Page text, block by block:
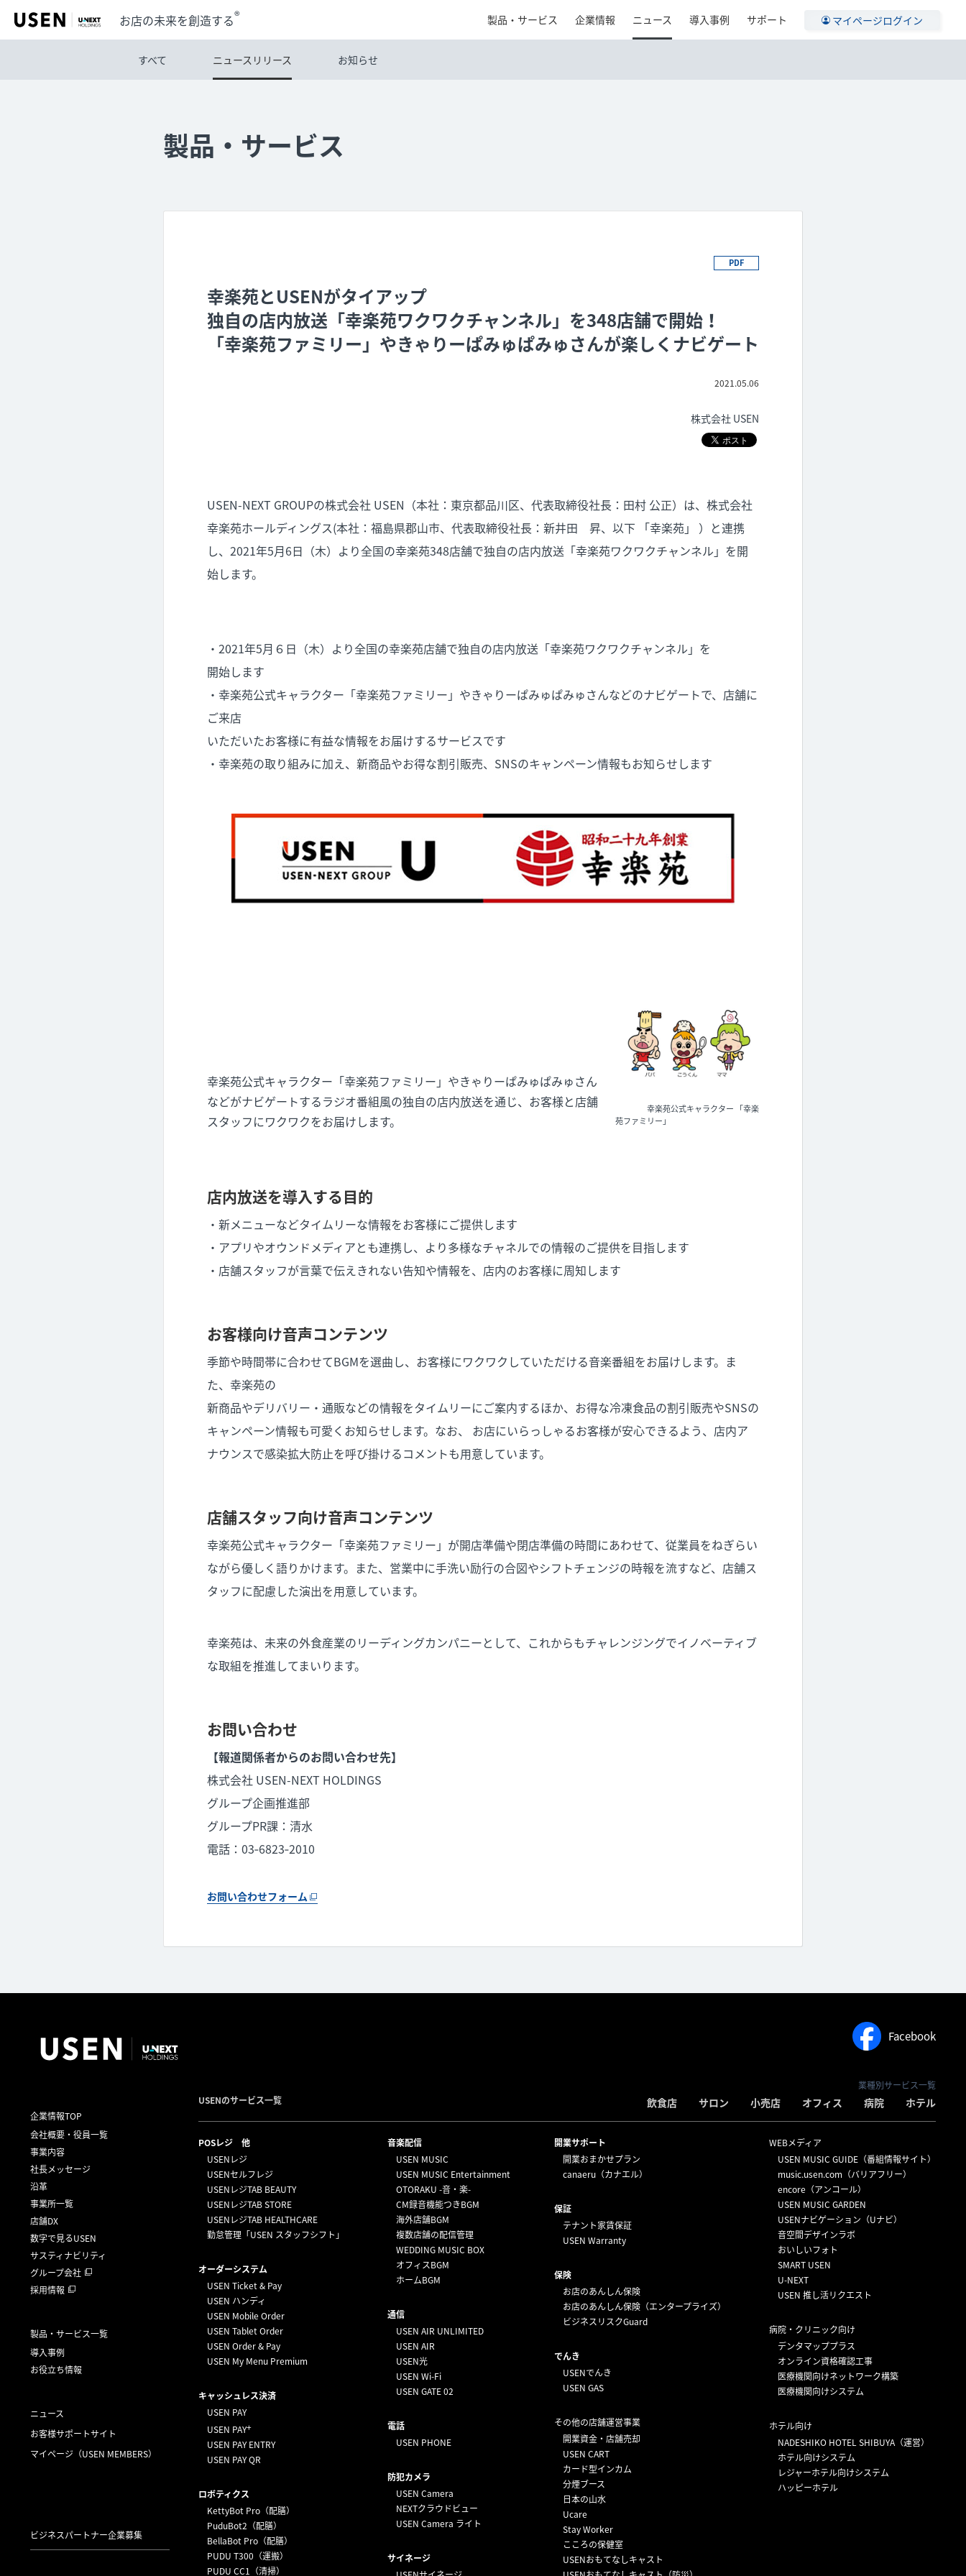
製品・サービス 企業情報 ニュース 導入事例 サポート マイページログイン
お店の未来を創造する®
すべて ニュースリリース お知らせ
製品・サービス
PDF
幸楽苑とUSENがタイアップ
独自の店内放送「幸楽苑ワクワクチャンネル」を348店舗で開始！
「幸楽苑ファミリー」やきゃりーぱみゅぱみゅさんが楽しくナビゲート
2021.05.06
株式会社 USEN
USEN-NEXT GROUPの株式会社 USEN（本社：東京都品川区、代表取締役社長：田村 公正）は、株式会社
幸楽苑ホールディングス(本社：福島県郡山市、代表取締役社長：新井田 昇、以下 「幸楽苑」 ）と連携
し、2021年5月6日（木）より全国の幸楽苑348店舗で独自の店内放送「幸楽苑ワクワクチャンネル」を開
始します。
・2021年5月６日（木）より全国の幸楽苑店舗で独自の店内放送「幸楽苑ワクワクチャンネル」を
開始します
・幸楽苑公式キャラクター「幸楽苑ファミリー」やきゃりーぱみゅぱみゅさんなどのナビゲートで、店舗に
ご来店
いただいたお客様に有益な情報をお届けするサービスです
・幸楽苑の取り組みに加え、新商品やお得な割引販売、SNSのキャンペーン情報もお知らせします
幸楽苑公式キャラクター「幸楽苑ファミリー」やきゃりーぱみゅぱみゅさん
などがナビゲートするラジオ番組風の独自の店内放送を通じ、お客様と店舗
スタッフにワクワクをお届けします。
幸楽苑公式キャラクター 「幸楽
苑ファミリー」
店内放送を導入する目的
・新メニューなどタイムリーな情報をお客様にご提供します
・アプリやオウンドメディアとも連携し、より多様なチャネルでの情報のご提供を目指します
・店舗スタッフが言葉で伝えきれない告知や情報を、店内のお客様に周知します
お客様向け音声コンテンツ
季節や時間帯に合わせてBGMを選曲し、お客様にワクワクしていただける音楽番組をお届けします。ま
た、幸楽苑の
新商品やデリバリー・通販などの情報をタイムリーにご案内するほか、お得な冷凍食品の割引販売やSNSの
キャンペーン情報も可愛くお知らせします。なお、 お店にいらっしゃるお客様が安心できるよう、店内ア
ナウンスで感染拡大防止を呼び掛けるコメントも用意しています。
店舗スタッフ向け音声コンテンツ
幸楽苑公式キャラクター「幸楽苑ファミリー」が開店準備や閉店準備の時間にあわせて、従業員をねぎらい
ながら優しく語りかけます。また、営業中に手洗い励行の合図やシフトチェンジの時報を流すなど、店舗ス
タッフに配慮した演出を用意しています。
幸楽苑は、未来の外食産業のリーディングカンパニーとして、これからもチャレンジングでイノベーティブ
な取組を推進してまいります。
お問い合わせ
【報道関係者からのお問い合わせ先】
株式会社 USEN-NEXT HOLDINGS
グループ企画推進部
グループPR課：清水
電話：03‐6823‐2010
お問い合わせフォーム
Facebook
業種別サービス一覧
飲食店 サロン 小売店 オフィス 病院 ホテル
企業情報TOP
会社概要・役員一覧
事業内容
社長メッセージ
沿革
事業所一覧
店舗DX
数字で見るUSEN
サスティナビリティ
グループ会社
採用情報
製品・サービス一覧
導入事例
お役立ち情報
ニュース
お客様サポートサイト
マイページ （USEN MEMBERS）
ビジネスパートナー企業募集
USENのサービス一覧
POSレジ 他
USENレジ
USENセルフレジ
USENレジTAB BEAUTY
USENレジTAB STORE
USENレジTAB HEALTHCARE
勤怠管理「USEN スタッフシフト」
オーダーシステム
USEN Ticket & Pay
USEN ハンディ
USEN Mobile Order
USEN Tablet Order
USEN Order & Pay
USEN My Menu Premium
キャッシュレス決済
USEN PAY
USEN PAY+
USEN PAY ENTRY
USEN PAY QR
ロボティクス
KettyBot Pro（配膳）
PuduBot2（配膳）
BellaBot Pro（配膳）
PUDU T300（運搬）
PUDU CC1（清掃）
⁩音楽配信
USEN MUSIC
USEN MUSIC Entertainment
OTORAKU -音・楽-
CM録音機能つきBGM
海外店舗BGM
複数店舗の配信管理
WEDDING MUSIC BOX
オフィスBGM
ホームBGM
通信
USEN AIR UNLIMITED
USEN AIR
USEN光
USEN Wi-Fi
USEN GATE 02
電話
USEN PHONE
防犯カメラ
USEN Camera
NEXTクラウドビュー
USEN Camera ライト
サイネージ
開業サポート
開業おまかせプラン
canaeru（カナエル）
保証
テナント家賃保証
USEN Warranty
保険
お店のあんしん保険
お店のあんしん保険（エンタープライズ）
ビジネスリスクGuard
でんき
USENでんき
USEN GAS
その他の店舗運営事業
開業資金・店舗売却
USEN CART
カード型インカム
分煙ブース
日本の山水
Ucare
Stay Worker
こころの保健室
USENおもてなしキャスト
WEBメディア
USEN MUSIC GUIDE（番組情報サイト）
music.usen.com（バリアフリー）
encore（アンコール）
USEN MUSIC GARDEN
USENナビゲーション（Uナビ）
音空間デザインラボ
おいしいフォト
SMART USEN
U-NEXT
USEN 推し活リクエスト
病院・クリニック向け
デンタマッププラス
オンライン資格確認工事
医療機関向けネットワーク構築
医療機関向けシステム
ホテル向け
NADESHIKO HOTEL SHIBUYA（運営）
ホテル向けシステム
レジャーホテル向けシステム
ハッピーホテル